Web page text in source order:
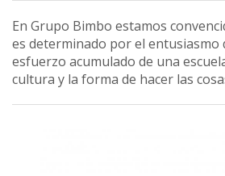
En Grupo Bimbo estamos
es determinado por el entusiasmo
esfuerzo acumulado de una
cultura y la forma de hacer las